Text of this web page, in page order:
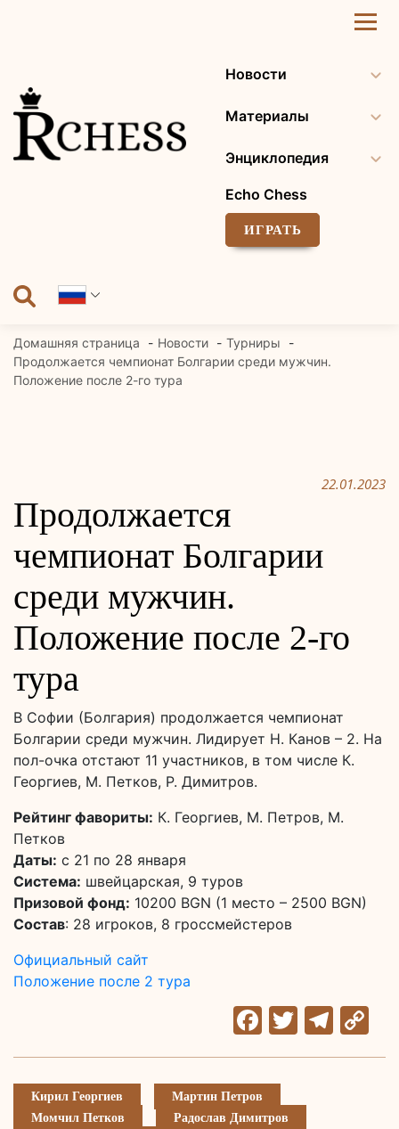
Новости
Материалы
Энциклопедия
Echo Chess
ИГРАТЬ
Домашняя страница Новости
Турниры
Продолжается чемпионат Болгарии среди мужчин.
Положение после 2-го тура
22.01.2023
Продолжается
чемпионат Болгарии
среди мужчин.
Положение после 2-го
тура
В Софии (Болгария) продолжается чемпионат
Болгарии среди мужчин. Лидирует Н. Канов – 2. На
пол-очка отстают 11 участников, в том числе К.
Георгиев, М. Петков, Р. Димитров.
Рейтинг фавориты: К. Георгиев, М. Петров, М.
Петков
Даты: с 21 по 28 января
Система: швейцарская, 9 туров
Призовой фонд: 10200 BGN (1 место – 2500 BGN)
Состав: 28 игроков, 8 гроссмейстеров
Официальный сайт
Положение после 2 тура
Facebook
Twitter
Кирил Георгиев
Мартин Петров
Момчил Петков
Радослав Димитров